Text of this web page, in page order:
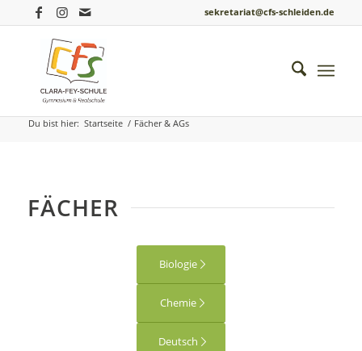
sekretariat@cfs-schleiden.de
Fächer & AGs
Du bist hier: Startseite / Fächer & AGs
FÄCHER
Biologie
Chemie
Deutsch